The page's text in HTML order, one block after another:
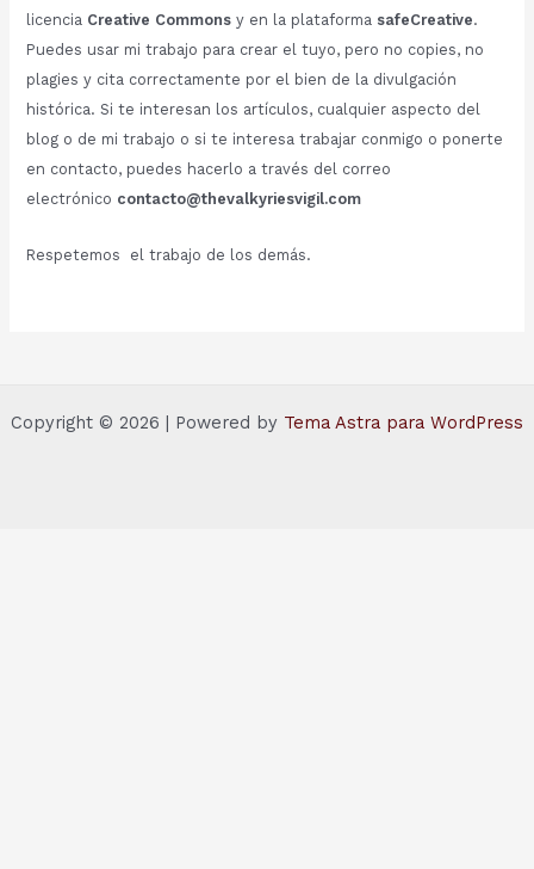
licencia Creative Commonsy en la plataforma safeCreative.
Puedes usar mi trabajo para crear el tuyo, pero no copies, no
plagies y cita correctamente por el bien de la divulgación
histórica. Si te interesan los artículos, cualquier aspecto del
blog o de mi trabajo o si te interesa trabajar conmigo o ponerte
en contacto, puedes hacerlo a través del correo
electrónico contacto@thevalkyriesvigil.com
Respetemos el trabajo de los demás.
Copyright © 2026 | Powered by Tema Astra para WordPress